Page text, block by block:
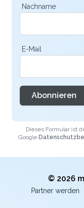
Nachname
E-Mail
Abonnieren
Dieses Formular ist
Google
© 2026
Partner werden